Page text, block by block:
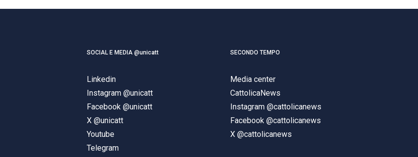
SOCIAL E MEDIA @unicatt
Linkedin
Instagram @unicatt
Facebook @unicatt
X @unicatt
Youtube
Telegram
SECONDO TEMPO
Media center
CattolicaNews
Instagram @cattolicanews
Facebook @cattolicanews
X @cattolicanews